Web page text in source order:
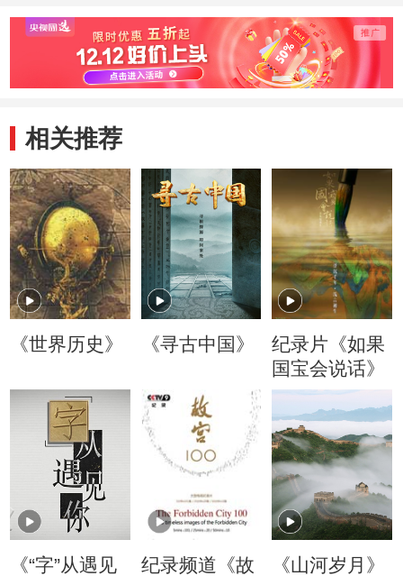
间
扬？
相关推荐
《世界历史》 《寻古中国》
纪录片《如果
国宝会说话》
《“字”从遇见
纪录频道《故
《山河岁月》